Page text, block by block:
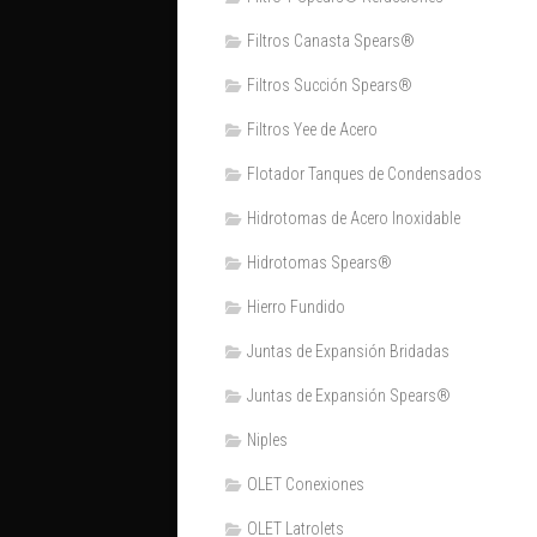
Filtros Canasta Spears®
Filtros Succión Spears®
Filtros Yee de Acero
Flotador Tanques de Condensados
Hidrotomas de Acero Inoxidable
Hidrotomas Spears®
Hierro Fundido
Juntas de Expansión Bridadas
Juntas de Expansión Spears®
Niples
OLET Conexiones
OLET Latrolets